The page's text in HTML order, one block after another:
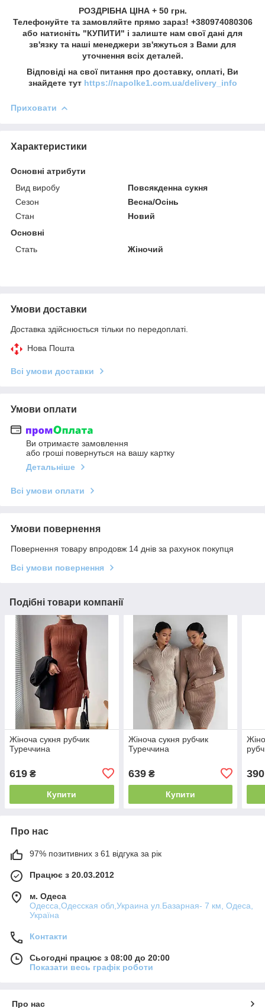
РОЗДРІБНА ЦІНА + 50 грн.
Телефонуйте та замовляйте прямо зараз! +380974080306
або натисніть "КУПИТИ" і залиште нам свої дані для
зв'язку та наші менеджери зв'яжуться з Вами для
уточнення всіх деталей.
Відповіді на свої питання про доставку, оплаті, Ви
знайдете тут https://napolke1.com.ua/delivery_info
Приховати
Характеристики
Основні атрибути
Вид виробу
Повсякденна сукня
Сезон
Весна/Осінь
Стан
Новий
Основні
Стать
Жіночий
Умови доставки
Доставка здійснюється тільки по передоплаті.
Нова Пошта
Всі умови доставки
Умови оплати
Ви отримаєте замовлення
або гроші повернуться на вашу картку
Детальніше
Всі умови оплати
Умови повернення
Повернення товару впродовж 14 днів за рахунок покупця
Всі умови повернення
Подібні товари компанії
Жіноча сукня рубчик
Туреччина
619 ₴
Купити
Жіноча сукня рубчик
Туреччина
639₴
Купити
390
Про нас
97% позитивних з 61 відгука за рік
Працює з 20.03.2012
м. Одеса
Одесса,Одесская обл,Украина ул.Базарная- 7 км, Одеса,
Україна
Контакти
Сьогодні працює з 08:00 до 20:00
Показати весь графік роботи
Про нас